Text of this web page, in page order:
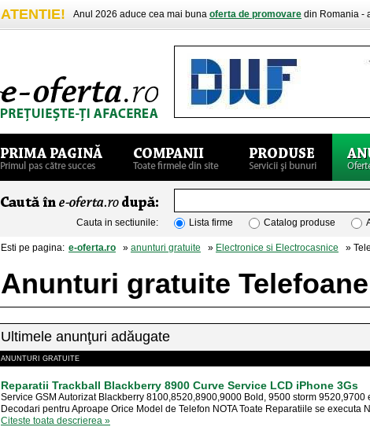
ATENTIE! Anul 2026 aduce cea mai buna oferta de promovare din Romania -
Cauta in sectiunile: Lista firme Catalog produse
Esti pe pagina: e-oferta.ro » anunturi gratuite » Electronice si Electrocasnice »
Anunturi gratuite Telefoane
Ultimele anunţuri adăugate
ANUNTURI GRATUITE
Reparatii Trackball Blackberry 8900 Curve Service LCD iPhone 3Gs
Service GSM Autorizat Blackberry 8100,8520,8900,9000 Bold, 9500 storm 9520,9700
Decodari pentru Aproape Orice Model de Telefon NOTA Toate Reparatiile se executa
Citeste toata descrierea »